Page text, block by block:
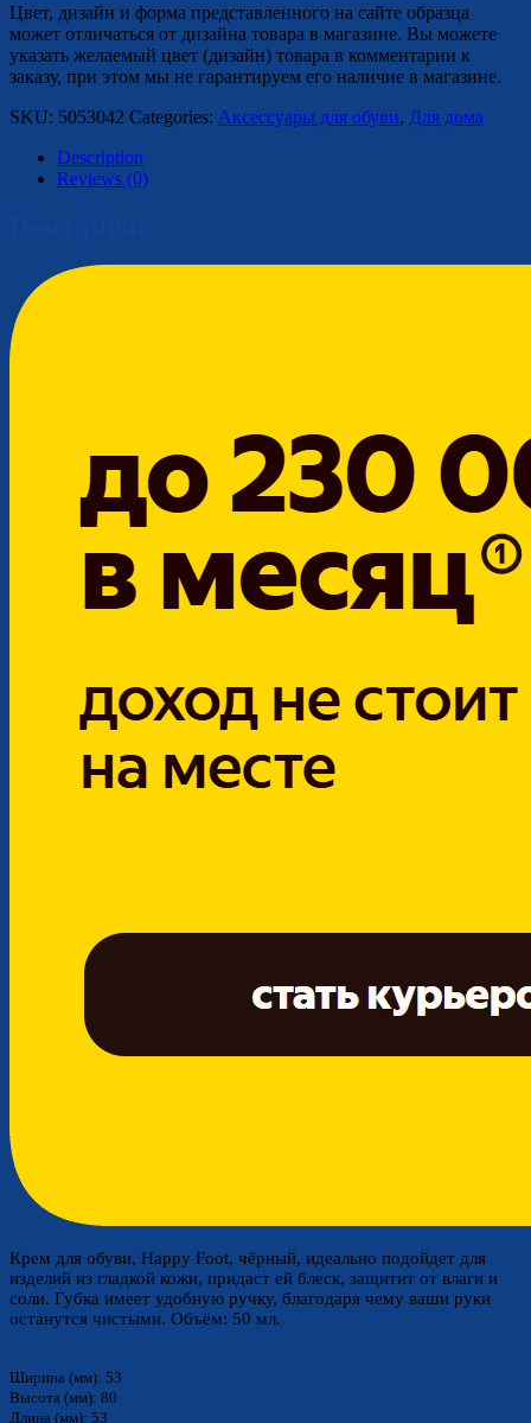
Цвет, дизайн и форма представленного на сайте образца
может отличаться от дизайна товара в магазине. Вы можете
указать желаемый цвет (дизайн) товара в комментарии к
заказу, при этом мы не гарантируем его наличие в магазине.
SKU: 5053042 Categories: Аксессуары для обуви, Для дома
Description
Reviews (0)
Крем для обуви, Happy Foot, чёрный, идеально подойдет для
изделий из гладкой кожи, придаст ей блеск, защитит от влаги и
соли. Губка имеет удобную ручку, благодаря чему ваши руки
останутся чистыми. Объём: 50 мл.
Ширина (мм): 53
Высота (мм): 80
Длина (мм): 53